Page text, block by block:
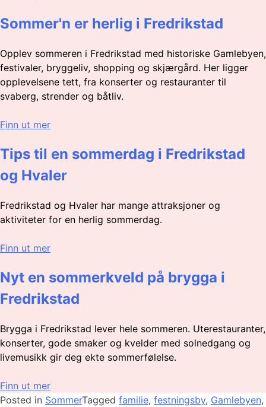
Sommer'n er herlig i Fredrikstad
Opplev sommeren i Fredrikstad med historiske Gamlebyen,
festivaler, bryggeliv, shopping og skjærgård. Her ligger
opplevelsene tett, fra konserter og restauranter til
svaberg, strender og båtliv.
Finn ut mer
Tips til en sommerdag i Fredrikstad
og Hvaler
Fredrikstad og Hvaler har mange attraksjoner og
aktiviteter for en herlig sommerdag.
Finn ut mer
Nyt en sommerkveld på brygga i
Fredrikstad
Brygga i Fredrikstad lever hele sommeren. Uterestauranter,
konserter, gode smaker og kvelder med solnedgang og
livemusikk gir deg ekte sommerfølelse.
Finn ut mer
Posted in SommerTagged familie, festningsby, Gamlebyen,